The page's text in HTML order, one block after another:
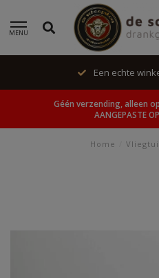
MENU
Een echte
Géén verzending, alleen
AANGEPASTE
Home